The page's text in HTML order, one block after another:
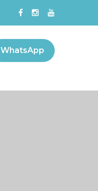
WhatsApp